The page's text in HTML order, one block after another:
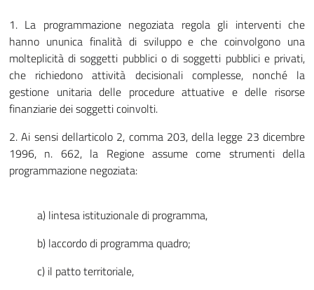
1. La programmazione negoziata regola gli interventi che
hanno ununica finalità di sviluppo e che coinvolgono una
molteplicità di soggetti pubblici o di soggetti pubblici e privati,
che richiedono attività decisionali complesse, nonché la
gestione unitaria delle procedure attuative e delle risorse
finanziarie dei soggetti coinvolti.
2. Ai sensi dellarticolo 2, comma 203, della legge 23 dicembre
1996, n. 662, la Regione assume come strumenti della
programmazione negoziata:
a) lintesa istituzionale di programma,
b) laccordo di programma quadro;
c) il patto territoriale,